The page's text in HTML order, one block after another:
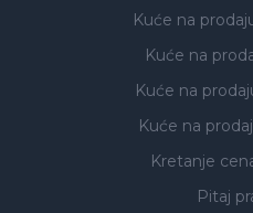
Kuće na
Kuće na
Kuće na
Kuće na
Kretanje
Pitaj